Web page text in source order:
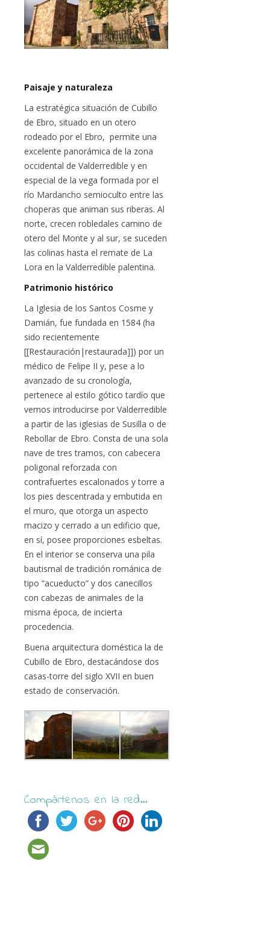
Paisaje y naturaleza
La estratégica situación de Cubillo
de Ebro, situado en un otero
rodeado por el Ebro, permite una
excelente panorámica de la zona
occidental de Valderredible y en
especial de la vega formada por el
río Mardancho semioculto entre las
choperas que animan sus riberas. Al
norte, crecen robledales camino de
otero del Monte y al sur, se suceden
las colinas hasta el remate de La
Lora en la Valderredible palentina.
Patrimonio histórico
La Iglesia de los Santos Cosme y
Damián, fue fundada en 1584 (ha
sido recientemente
[[Restauración|restaurada]]) por un
médico de Felipe II y, pese a lo
avanzado de su cronología,
pertenece al estilo gótico tardío que
vemos introducirse por Valderredible
a partir de las iglesias de Susilla o de
Rebollar de Ebro. Consta de una sola
nave de tres tramos, con cabecera
poligonal reforzada con
contrafuertes escalonados y torre a
los pies descentrada y embutida en
el muro, que otorga un aspecto
macizo y cerrado a un edificio que,
en sí, posee proporciones esbeltas.
En el interior se conserva una pila
bautismal de tradición románica de
tipo “acueducto” y dos canecillos
con cabezas de animales de la
misma época, de incierta
procedencia.
Buena arquitectura doméstica la de
Cubillo de Ebro, destacándose dos
casas-torre del siglo XVII en buen
estado de conservación.
Compártenos en la red...